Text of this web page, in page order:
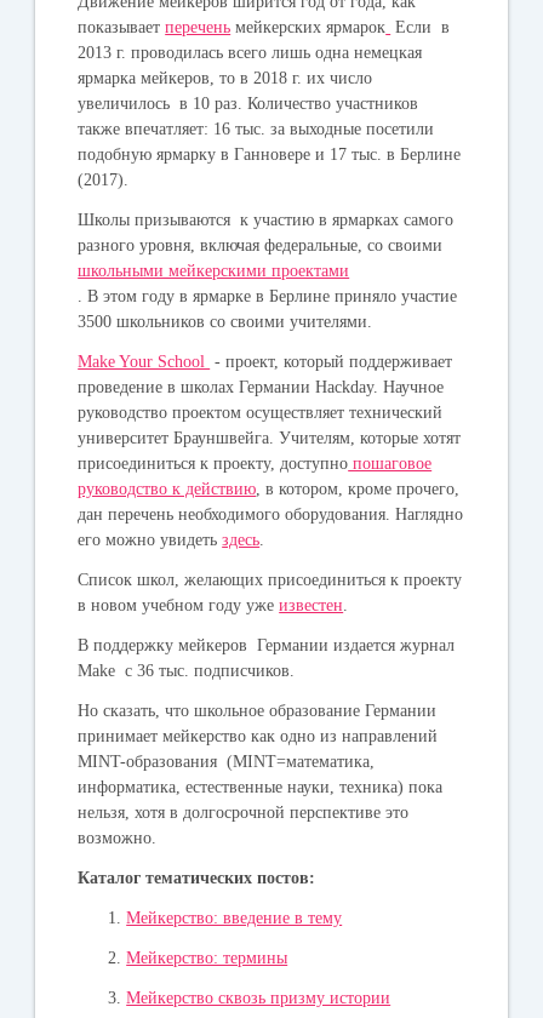
показываетперечень мейкерских ярмарок Если в
2013 г. проводилась всего лишь одна немецкая
ярмарка мейкеров, то в 2018 г. их число
увеличилось в 10 раз. Количество участников
также впечатляет: 16 тыс. за выходные посетили
подобную ярмарку в Ганновере и 17 тыс. в Берлине
(2017).
Школы призываются к участию в ярмарках самого
разного уровня, включая федеральные, со своими
школьными мейкерскими проектами
. В этом году в ярмарке в Берлине приняло участие
3500 школьников со своими учителями.
Make Your School
- проект, который поддерживает
проведение в школах Германии Hackday. Научное
руководство проектом осуществляет технический
университет Брауншвейга. Учителям, которые хотят
присоединиться к проекту, доступно пошаговое
руководство к действию , в котором, кроме прочего,
дан перечень необходимого оборудования. Наглядно
его можно увидетьздесь
Список школ, желающих присоединиться к проекту
в новом учебном году ужеизвестен
В поддержку мейкеров Германии издается журнал
Make с 36 тыс. подписчиков.
Но сказать, что школьное образование Германии
принимает мейкерство как одно из направлений
MINT-образования (MINT=математика,
информатика, естественные науки, техника) пока
нельзя, хотя в долгосрочной перспективе это
возможно.
Каталог тематических постов:
Мейкерство: введение в тему
Мейкерство: термины
Мейкерство сквозь призму истории